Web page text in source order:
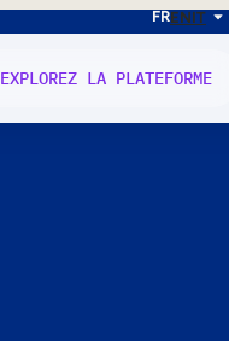
FRENIT
EXPLOREZ LA PLATEFORME